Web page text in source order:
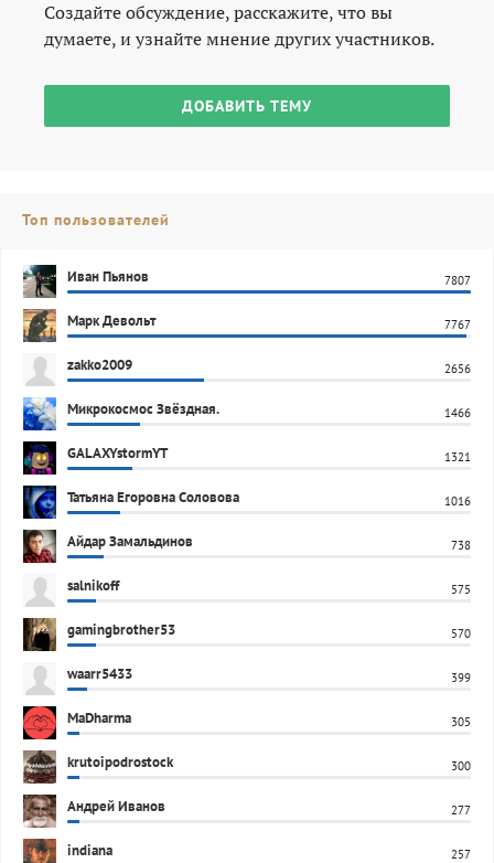
Создайте обсуждение, расскажите, что вы
думаете, и узнайте мнение других участников.
ДОБАВИТЬ ТЕМУ
Топ пользователей
Иван Пьянов 7807
Марк Девольт 7767
zakko2009 2656
Микрокосмос Звёздная. 1466
GALAXYstormYT 1321
Татьяна Егоровна Соловова 1016
Айдар Замальдинов 738
salnikoff 575
gamingbrother53 570
waarr5433 399
MaDharma 305
krutoipodrostock 300
Андрей Иванов 277
indiana 257